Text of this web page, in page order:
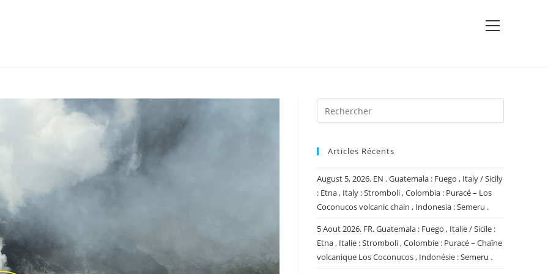
View
Articles Récents
August 5, 2026. EN . Guatemala : Fuego , Italy / Sicily
: Etna , Italy : Stromboli , Colombia : Puracé – Los
Coconucos volcanic chain , Indonesia : Semeru .
5 Aout 2026. FR. Guatemala : Fuego , Italie / Sicile :
Etna , Italie : Stromboli , Colombie : Puracé – Chaîne
volcanique Los Coconucos , Indonésie : Semeru .